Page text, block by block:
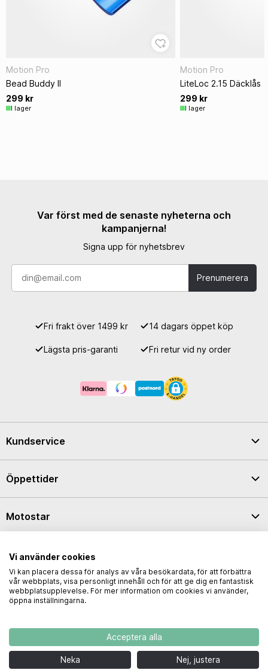
Motion Pro
Bead Buddy II
299 kr
I lager
Motion Pro
LiteLoc 2.15 Däcklås
299 kr
I lager
Var först med de senaste nyheterna och
kampanjerna!
Signa upp för nyhetsbrev
Prenumerera
Fri frakt över 1499 kr 14 dagars öppet köp
Lägsta pris-garanti Fri retur vid ny order
Kundservice
Öppettider
Motostar
Copyright © Motostar
Vi använder cookies
Vi kan placera dessa för analys av våra besökardata, för att förbättra
vår webbplats, visa personligt innehåll och för att ge dig en fantastisk
webbplatsupplevelse. För mer information om cookies vi använder,
öppna inställningarna.
Acceptera alla
Neka Nej, justera